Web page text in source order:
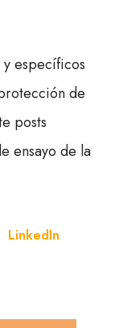
y específicos
de
posts
ensayo de la
LinkedIn